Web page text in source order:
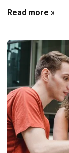
Read more »